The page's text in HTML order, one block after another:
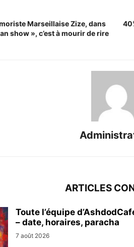
Marseillaise Zize, dans
show », c’est à mourir de rire
ARTICLES
Toute l’équipe
– date, horaires, paracha
7 août 2026